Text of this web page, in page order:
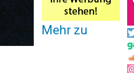
Mehr zu